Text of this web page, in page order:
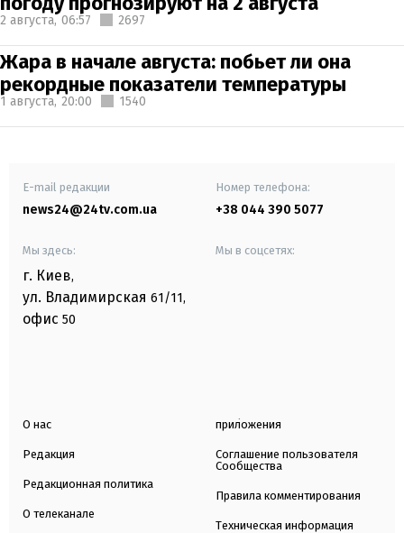
2 августа, 06:57 2697
Жара в начале августа: побьет ли она
рекордные показатели температуры
1 августа, 20:00 1540
E-mail редакции
news24@24tv.com.ua
Номер телефона:
+38 044 390 5077
Мы здесь:
г. Киев,
ул. Владимирская 61/11,
офис 50
Мы в соцсетях:
О нас
Редакция
Редакционная политика
О телеканале
приложения
Соглашение пользователя
Сообщества
Правила комментирования
Техническая информация